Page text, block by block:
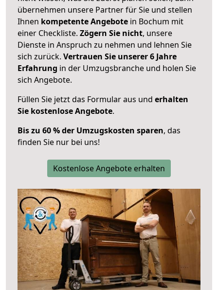
übernehmen unsere Partner für Sie und stellen
Ihnen kompetente Angebote in Bochum mit
einer Checkliste. Zögern Sie nicht, unsere
Dienste in Anspruch zu nehmen und lehnen Sie
sich zurück. Vertrauen Sie unserer 6 Jahre
Erfahrung in der Umzugsbranche und holen Sie
sich Angebote.
Füllen Sie jetzt das Formular aus und erhalten
Sie kostenlose Angebote.
Bis zu 60 % der Umzugskosten sparen, das
finden Sie nur bei uns!
Kostenlose Angebote erhalten